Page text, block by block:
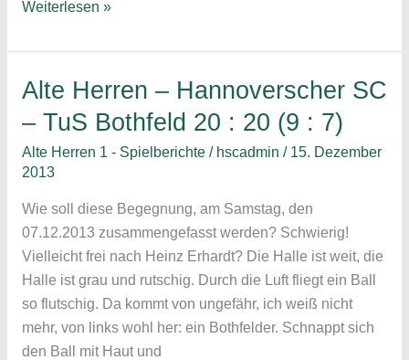
Alte
HSG
Laatzen-
Rethen
–
Hannoverscher
SC
Weiterlesen »
Alte Herren – Hannoverscher SC
– TuS Bothfeld 20 : 20 (9 : 7)
Alte Herren 1 - Spielberichte/ hscadmin / 15. Dezember
2013
Wie soll diese Begegnung, am Samstag, den
07.12.2013 zusammengefasst werden? Schwierig!
Vielleicht frei nach Heinz Erhardt? Die Halle ist weit, die
Halle ist grau und rutschig. Durch die Luft fliegt ein Ball
so flutschig. Da kommt von ungefähr, ich weiß nicht
mehr, von links wohl her: ein Bothfelder. Schnappt sich
den Ball mit Haut und